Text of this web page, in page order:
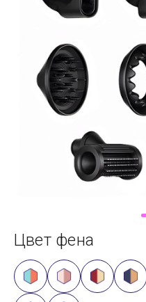
Гарантия
Оплата
Доставка
Самовывоз
Trade-In
Цвет фена